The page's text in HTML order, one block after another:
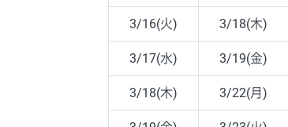
3/16(火) 3/18(木)
3/17(水) 3/19(金)
3/18(木) 3/22(月)